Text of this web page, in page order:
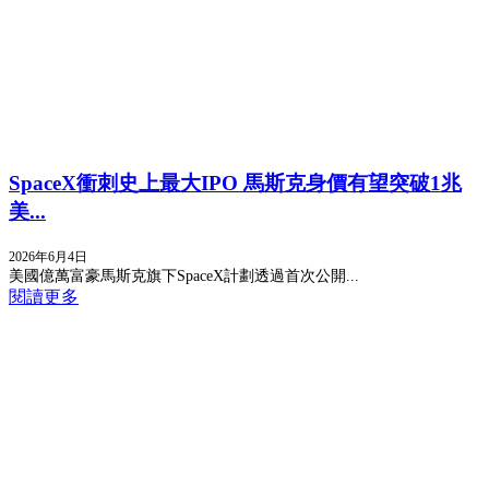
SpaceX衝刺史上最大IPO 馬斯克身價有望突破1兆
美...
2026年6月4日
美國億萬富豪馬斯克旗下SpaceX計劃透過首次公開...
閱讀更多